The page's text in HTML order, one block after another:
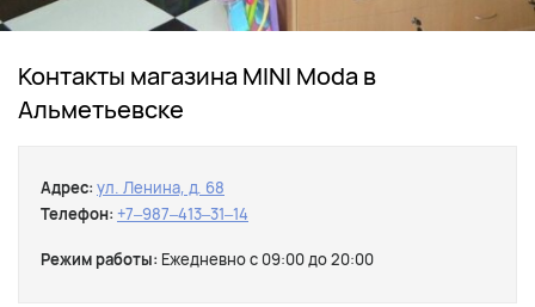
Контакты магазина MINI Moda в
Альметьевске
Адрес: ул. Ленина, д. 68
Телефон: +7‒987‒413‒31‒14
Режим работы: Ежедневно с 09:00 до 20:00